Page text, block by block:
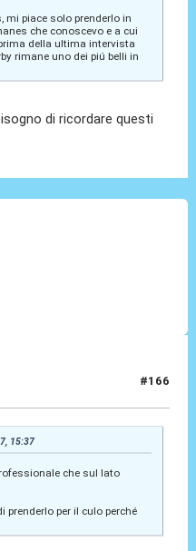
mi piace solo prenderlo in
che conoscevo e a cui
della ultima intervista
rimane uno dei piú belli in
di ricordare questi
#166
15:37
che sul lato
per il culo perché